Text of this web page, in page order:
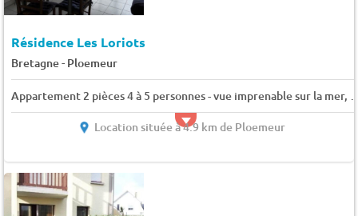
Résidence Les Loriots
Bretagne- Ploemeur
Appartement 2 pièces 4 à 5 personnes - vue imprenable
Location située à 4.9 km de Ploemeur